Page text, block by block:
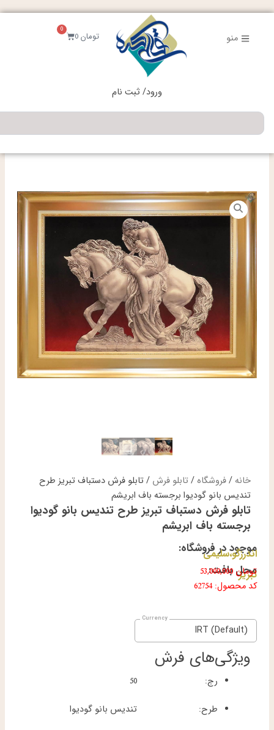
رفتن
منو تومان0
0
سبد
خرید
ورود/ ثبت نام
جستجو
خانه /فروشگاه/ تابلو فرش / تابلو فرش دستباف تبریز طرح
تندیس بانو گودیوا برجسته باف ابریشم
تابلو فرش دستباف تبریز طرح تندیس بانو گودیوا
برجسته باف ابریشم
موجود در فروشگاه:
اندرزگو،سلیمی
محل بافت:
تبریز
تومان
کد محصول: 62754
IRT (Default)
ویژگی‌های فرش
رج:
50
طرح:
تندیس بانو گودیوا